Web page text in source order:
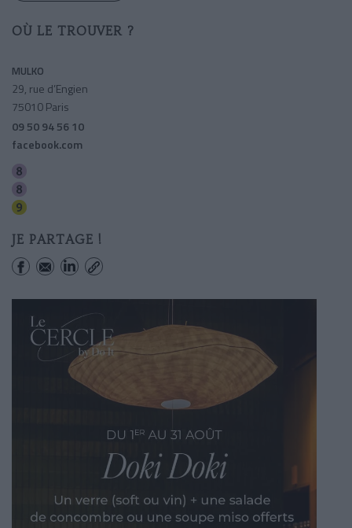
OÙ LE TROUVER ?
MULKO
29, rue d’Engien
75010 Paris
09 50 94 56 10
facebook.com
JE PARTAGE !